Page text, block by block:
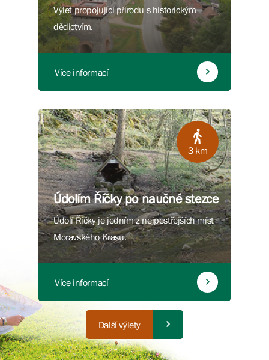
Výlet propojující přírodu s historickým
dědictvím.
Více informací
3 km
Údolím Říčky po naučné stezce
Údolí Říčky je jedním z nejpestřejších míst
Moravského Krasu.
Více informací
Další výlety